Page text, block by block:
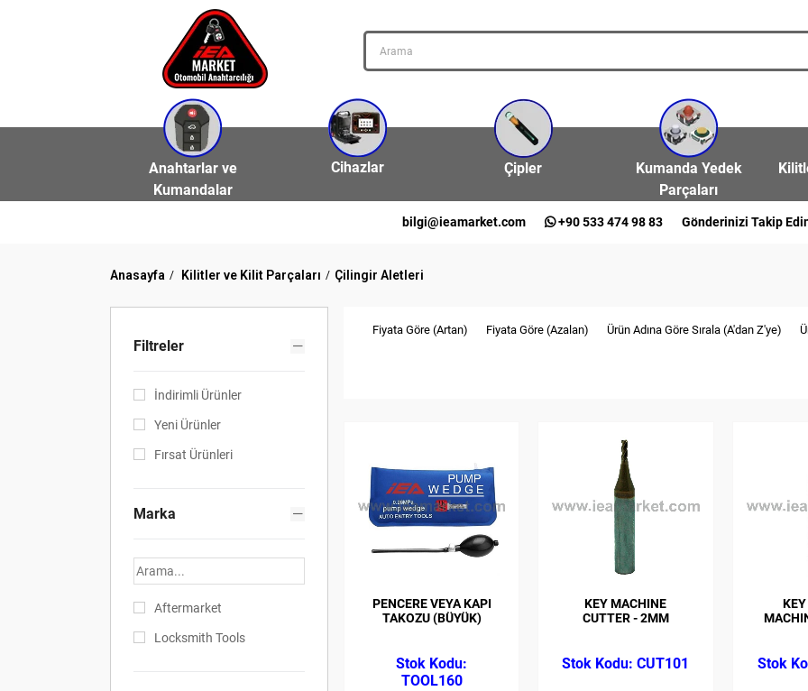
Anahtarlar ve
Kumandalar
Cihazlar Çipler
Kumanda Yedek
Parçaları
bilgi@ieamarket.com +90 533 474 98 83 Gönderinizi Takip
Anasayfa Kilitler ve Kilit Parçaları Çilingir Aletleri
Filtreler
İndirimli Ürünler
Yeni Ürünler
Fırsat Ürünleri
Marka
Aftermarket
Locksmith Tools
Fiyata Göre (Artan) Fiyata Göre (Azalan) Ürün Adına Göre Sırala (A'dan Z'ye)
PENCERE VEYA KAPI
TAKOZU (BÜYÜK)
TOOL160
KEY MACHINE
CUTTER - 2MM
CUT101